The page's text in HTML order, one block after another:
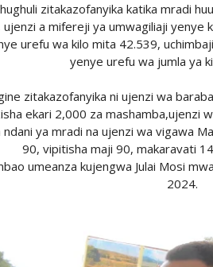
zitakazofanyika katika mradi
a mifereji ya umwagiliaji yenye
urefu wa kilo mita 42.539,
yenye urefu wa jumla ya
zitakazofanyika ni ujenzi wa
ekari 2,000 za mashamba,ujenzi
ya mradi na ujenzi wa vigawa
90, vipitisha maji 90, makaravati
umeanza kujengwa Julai Mosi
2024.